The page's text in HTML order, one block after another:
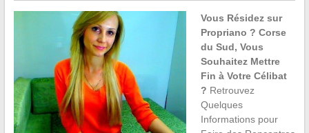
Vous Résidez sur
Propriano ? Corse
du Sud, Vous
Souhaitez Mettre
Fin à Votre Célibat
? Retrouvez
Quelques
Informations pour